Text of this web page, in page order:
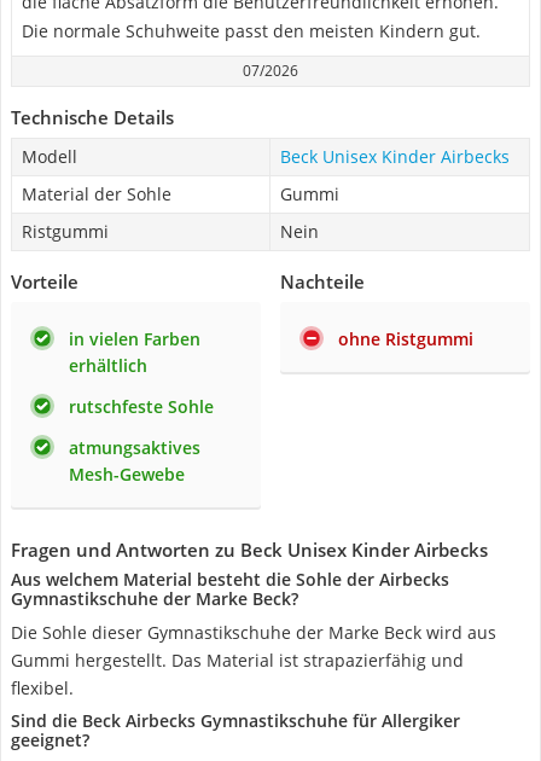
Die normale Schuhweite passt den meisten Kindern gut.
07/2026
Technische Details
Modell
Beck Unisex Kinder Airbecks
Material der Sohle
Gummi
Ristgummi
Nein
Vorteile
in vielen Farben
erhältlich
rutschfeste Sohle
atmungsaktives
Mesh-Gewebe
Nachteile
ohne Ristgummi
Fragen und Antworten zu Beck Unisex Kinder Airbecks
Aus welchem Material besteht die Sohle der Airbecks
Gymnastikschuhe der Marke Beck?
Die Sohle dieser Gymnastikschuhe der Marke Beck wird aus
Gummi hergestellt. Das Material ist strapazierfähig und
flexibel.
Sind die Beck Airbecks Gymnastikschuhe für Allergiker
geeignet?